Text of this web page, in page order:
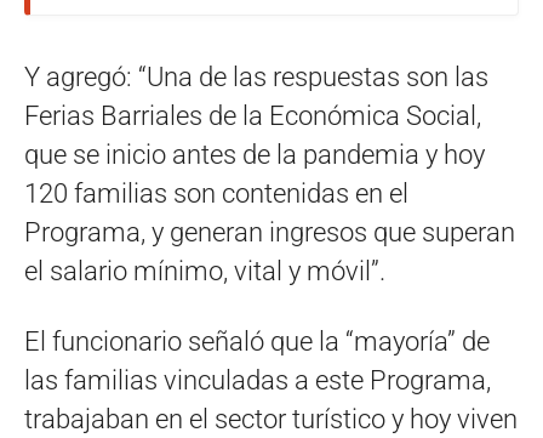
Y agregó: “Una de las respuestas son las
Ferias Barriales de la Económica Social,
que se inicio antes de la pandemia y hoy
120 familias son contenidas en el
Programa, y generan ingresos que superan
el salario mínimo, vital y móvil”.
El funcionario señaló que la “mayoría” de
las familias vinculadas a este Programa,
trabajaban en el sector turístico y hoy viven